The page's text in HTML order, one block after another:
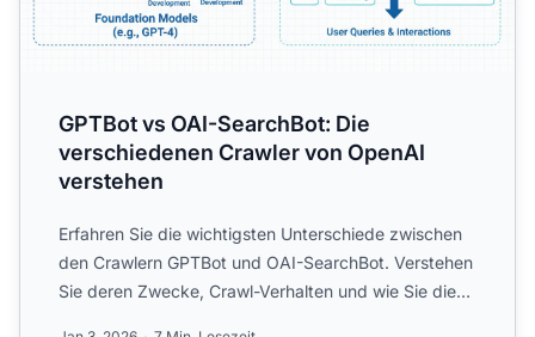
GPTBot vs OAI-SearchBot: Die
verschiedenen Crawler von OpenAI
verstehen
Erfahren Sie die wichtigsten Unterschiede zwischen
den Crawlern GPTBot und OAI-SearchBot. Verstehen
Sie deren Zwecke, Crawl-Verhalten und wie Sie diese